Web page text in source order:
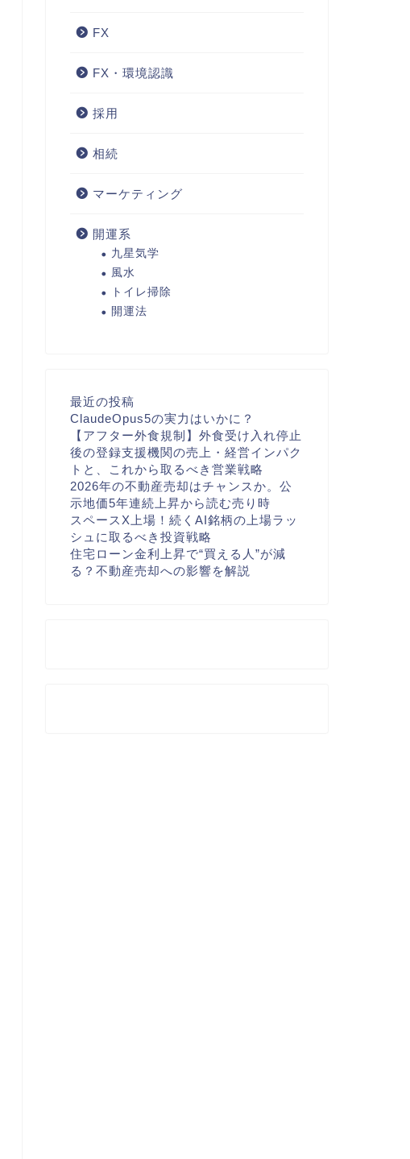
FX
FX・環境認識
採用
相続
マーケティング
開運系
九星気学
風水
トイレ掃除
開運法
最近の投稿
ClaudeOpus5の実力はいかに？
【アフター外食規制】外食受け入れ停止
後の登録支援機関の売上・経営インパク
トと、これから取るべき営業戦略
2026年の不動産売却はチャンスか。公
示地価5年連続上昇から読む売り時
スペースX上場！続くAI銘柄の上場ラッ
シュに取るべき投資戦略
住宅ローン金利上昇で“買える人”が減
る？不動産売却への影響を解説